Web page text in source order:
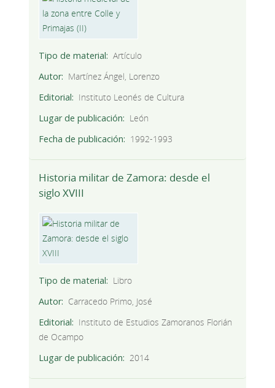
Tipo de material
Artículo
Autor
Martínez Ángel, Lorenzo
Editorial
Instituto Leonés de Cultura
Lugar de publicación
León
Fecha de publicación
1992-1993
Historia militar de Zamora: desde el
siglo XVIII
Tipo de material
Libro
Autor
Carracedo Primo, José
Editorial
Instituto de Estudios Zamoranos Florián
de Ocampo
Lugar de publicación
2014